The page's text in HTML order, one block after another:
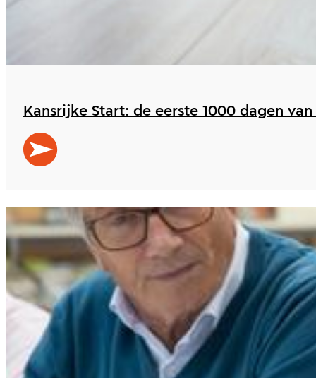
Kansrijke Start: de eerste 1000 dagen